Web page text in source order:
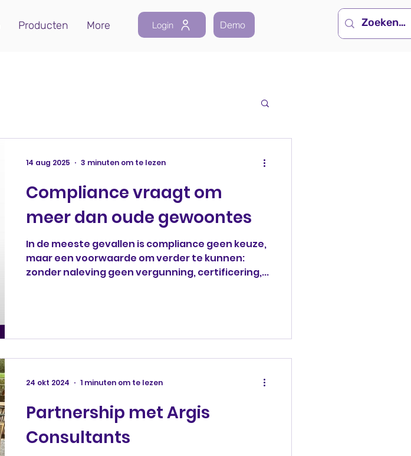
Producten More Login Demo
Compliance vraagt om
meer dan oude gewoontes
In de meeste gevallen is compliance geen keuze,
maar een voorwaarde om verder te kunnen:
zonder naleving geen vergunning, certificering,...
14 aug 2025 3 minuten om te lezen
Partnership met Argis
Consultants
24 okt 2024 1 minuten om te lezen